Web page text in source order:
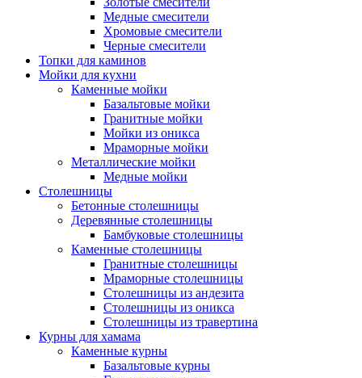
Медные смесители
Хромовые смесители
Черные смесители
Топки для каминов
Мойки для кухни
Каменные мойки
Базальтовые мойки
Гранитные мойки
Мойки из оникса
Мраморные мойки
Металлические мойки
Медные мойки
Столешницы
Бетонные столешницы
Деревянные столешницы
Бамбуковые столешницы
Каменные столешницы
Гранитные столешницы
Мраморные столешницы
Столешницы из андезита
Столешницы из оникса
Столешницы из травертина
Курны для хамама
Каменные курны
Базальтовые курны